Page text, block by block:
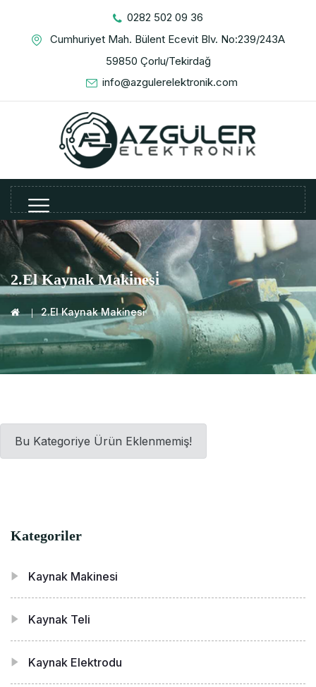
0282 502 09 36
Cumhuriyet Mah. Bülent Ecevit Blv. No:239/243A
59850 Çorlu/Tekirdağ
info@azgulerelektronik.com
2.El Kaynak Maki̇nesi̇
2.El Kaynak Maki̇nesi̇
Bu Kategoriye Ürün Eklenmemiş!
Kategoriler
Kaynak Makinesi
Kaynak Teli
Kaynak Elektrodu